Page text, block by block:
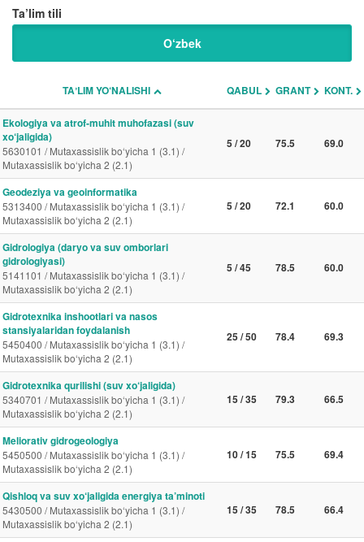
Ta’lim tili
O‘zbek
TAʼLIM YO‘NALISHI QABUL GRANT KONT.
Ekologiya va atrof-muhit muhofazasi (suv
xo‘jaligida)
5630101 / Mutaxassislik bo‘yicha 1 (3.1) /
Mutaxassislik bo‘yicha 2 (2.1)
5 / 20 75.5 69.0
Geodeziya va geoinformatika
5313400 / Mutaxassislik bo‘yicha 1 (3.1) /
Mutaxassislik bo‘yicha 2 (2.1)
5 / 20 72.1 60.0
Gidrologiya (daryo va suv omborlari
gidrologiyasi)
5141101 / Mutaxassislik bo‘yicha 1 (3.1) /
Mutaxassislik bo‘yicha 2 (2.1)
5 / 45 78.5 60.0
Gidrotexnika inshootlari va nasos
stansiyalaridan foydalanish
5450400 / Mutaxassislik bo‘yicha 1 (3.1) /
Mutaxassislik bo‘yicha 2 (2.1)
25 / 50 78.4 69.3
Gidrotexnika qurilishi (suv xo‘jaligida)
5340701 / Mutaxassislik bo‘yicha 1 (3.1) /
Mutaxassislik bo‘yicha 2 (2.1)
15 / 35 79.3 66.5
Meliorativ gidrogeologiya
5450500 / Mutaxassislik bo‘yicha 1 (3.1) /
Mutaxassislik bo‘yicha 2 (2.1)
10 / 15 75.5 69.4
Qishloq va suv xo‘jaligida energiya ta’minoti
5430500 / Mutaxassislik bo‘yicha 1 (3.1) /
Mutaxassislik bo‘yicha 2 (2.1)
15 / 35 78.5 66.4